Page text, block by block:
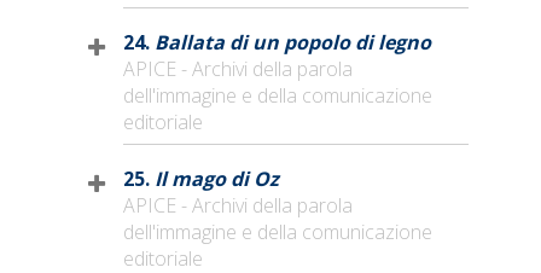
24. Ballata di un popolo di legno
APICE - Archivi della parola
dell'immagine e della comunicazione
editoriale
25. Il mago di Oz
APICE - Archivi della parola
dell'immagine e della comunicazione
editoriale